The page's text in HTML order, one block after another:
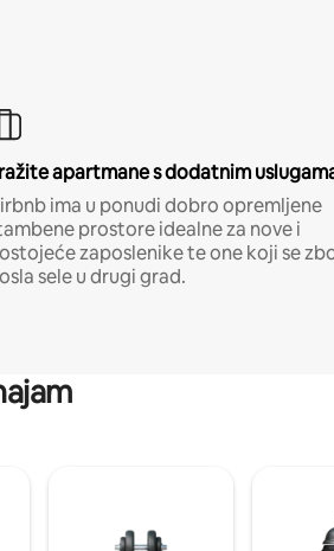
apartmane s dodatnim
ima u ponudi dobro opremljene
prostore idealne za nove i
zaposlenike te one koji se
sele u drugi grad.